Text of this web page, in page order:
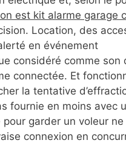
est kit alarme garage
Location, des
en événement
considéré comme son
connectée. Et
la tentative
fournie en moins avec
garder un voleur ne
connexion en